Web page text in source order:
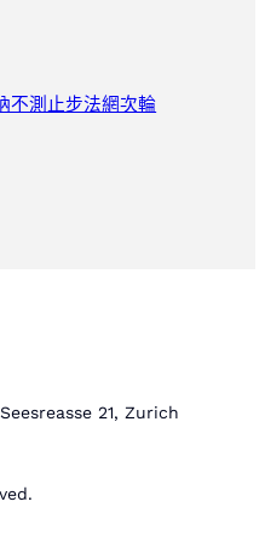
不測止步法網次輪
Seesreasse 21, Zurich